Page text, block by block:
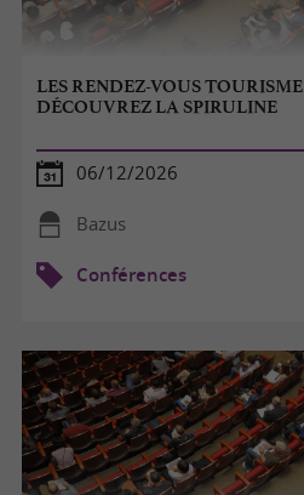
LES RENDEZ-VOUS
DÉCOUVREZ LA SPIRULINE
06/12/2026
Bazus
Conférences